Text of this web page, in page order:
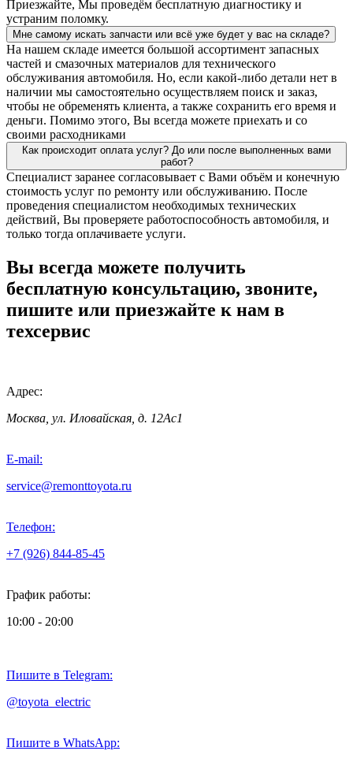
Приезжайте, Мы проведём бесплатную диагностику и
устраним поломку.
Мне самому искать запчасти или всё уже будет у вас на складе?
На нашем складе имеется большой ассортимент запасных
частей и смазочных материалов для технического
обслуживания автомобиля. Но, если какой-либо детали нет в
наличии мы самостоятельно осуществляем поиск и заказ,
чтобы не обременять клиента, а также сохранить его время и
деньги. Помимо этого, Вы всегда можете приехать и со
своими расходниками
Как происходит оплата услуг? До или после выполненных вами
работ?
Специалист заранее согласовывает с Вами объём и конечную
стоимость услуг по ремонту или обслуживанию. После
проведения специалистом необходимых технических
действий, Вы проверяете работоспособность автомобиля, и
только тогда оплачиваете услуги.
Вы всегда можете получить
бесплатную консультацию, звоните,
пишите или приезжайте к нам в
техсервис
Адрес:
Москва, ул. Иловайская, д. 12Ас1
E-mail:
service@remonttoyota.ru
Телефон:
+7 (926) 844-85-45
График работы:
10:00 - 20:00
Пишите в Telegram:
@toyota_electric
Пишите в WhatsApp: